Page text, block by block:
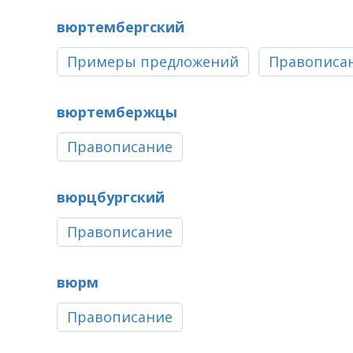
вюртембергский
Примеры предложений
вюртембержцы
Правописание
вюрцбургский
Правописание
вюрм
Правописание